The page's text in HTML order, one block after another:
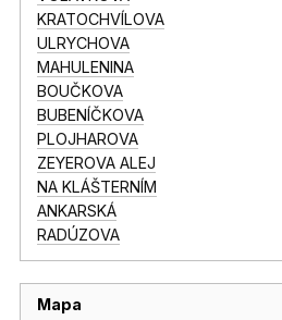
KRATOCHVÍLOVA
ULRYCHOVA
MAHULENINA
BOUČKOVA
BUBENÍČKOVA
PLOJHAROVA
ZEYEROVA ALEJ
NA KLÁŠTERNÍM
ANKARSKÁ
RADÚZOVA
Mapa